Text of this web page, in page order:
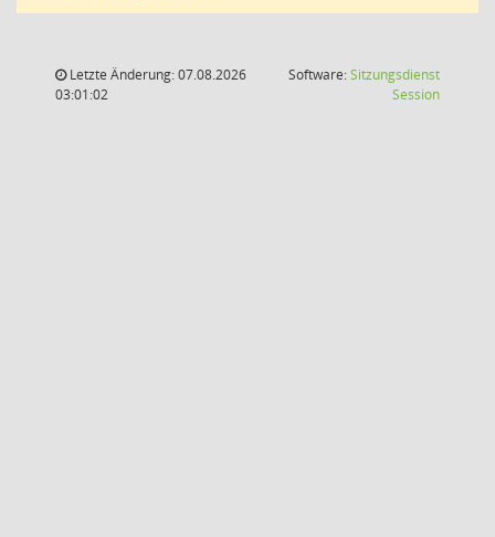
Letzte Änderung: 07.08.2026
03:01:02
Software:Sitzungsdienst
Session(Wird in